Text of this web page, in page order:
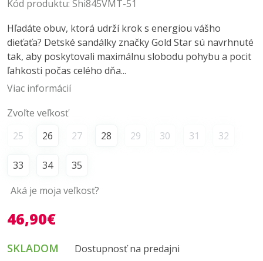
Kód produktu: Shi845VMT-51
Hľadáte obuv, ktorá udrží krok s energiou vášho
dieťaťa? Detské sandálky značky Gold Star sú navrhnuté
tak, aby poskytovali maximálnu slobodu pohybu a pocit
ľahkosti počas celého dňa...
Viac informácií
Zvoľte veľkosť
25
26 27 28 29 30 31 32
33 34
35
Aká je moja veľkosť?
46,90€
SKLADOM Dostupnosť na predajni